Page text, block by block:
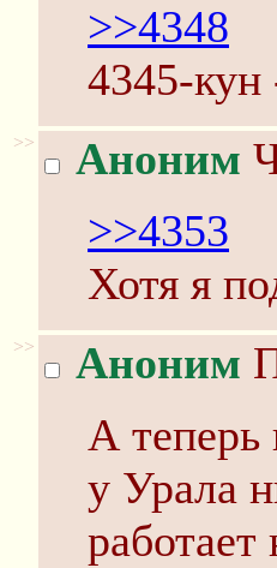
>>4348
4345-
>> Аноним
>>4353
Хотя я
>> Аноним
А теперь
у Урала
работает